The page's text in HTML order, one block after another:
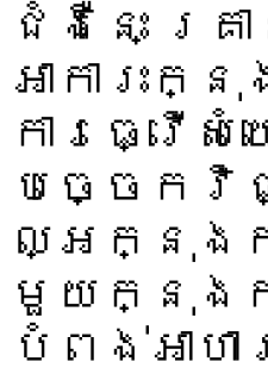
ជំងឺនេះ គ្
អាការះ
ការធ្វើ
បច្ចេកវិ
ល្អក្នុងក
មួយក្នុង
បំពង់អាហា